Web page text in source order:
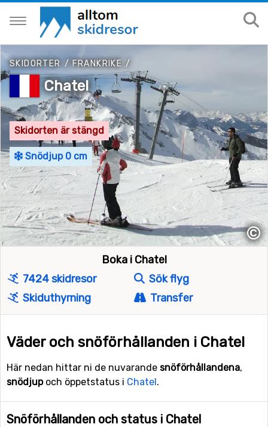
SKIDORTER /FRANKRIKE /
Chatel
Skidorten är stängd
Snödjup 0 cm
©
Boka i Chatel
7424 skidresor
Sök flyg
Skiduthyrning
Transfer
Väder och snöförhållanden i Chatel
Här nedan hittar ni de nuvarande snöförhållandena,
snödjupoch öppetstatus i Chatel.
Snöförhållanden och status i Chatel